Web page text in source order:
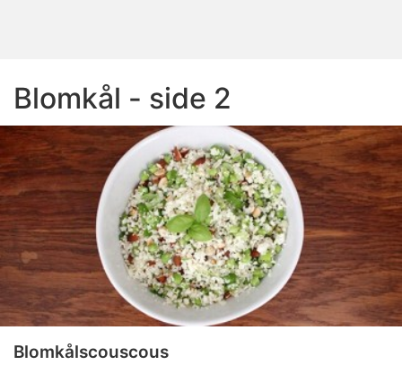
Blomkål - side 2
Blomkålscouscous